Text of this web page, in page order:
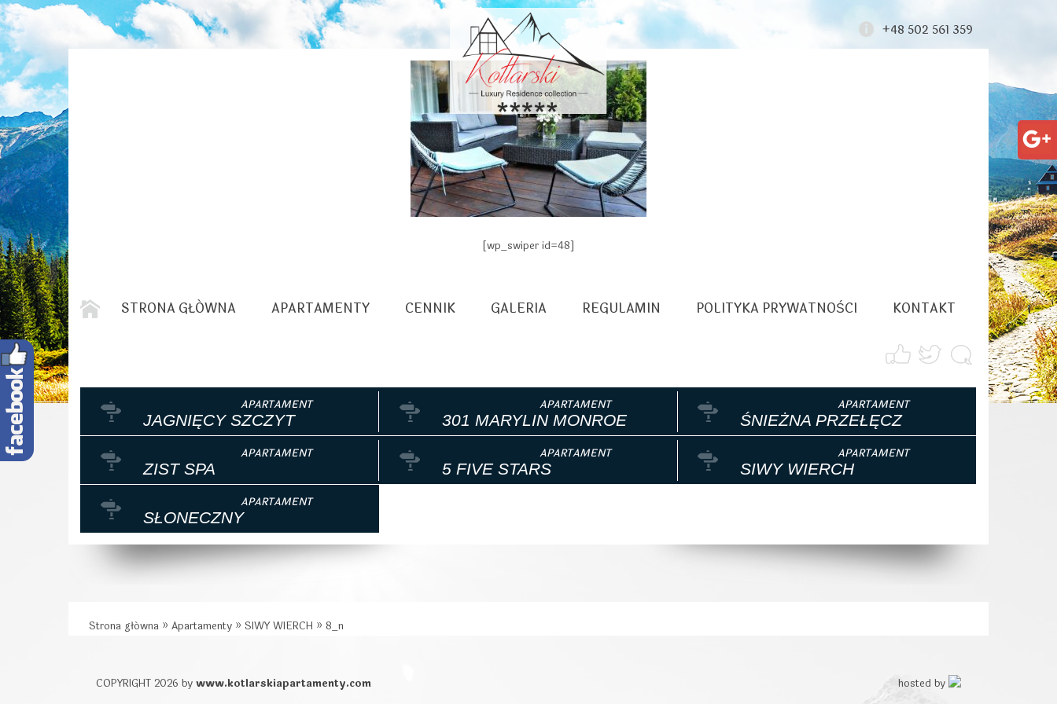
+48 502 561 359
[wp_swiper id=48]
STRONA GŁÓWNA APARTAMENTY CENNIK GALERIA REGULAMIN POLITYKA PRYWATNOŚCI KONTAKT
JAGNIĘCY SZCZYT 301 MARYLIN MONROE ŚNIEŻNA PRZEŁĘCZ
ZIST SPA 5 FIVE STARS SIWY WIERCH
SŁONECZNY
Strona główna » Apartamenty » SIWY WIERCH » 8_n
COPYRIGHT 2026 by www.kotlarskiapartamenty.com hosted by